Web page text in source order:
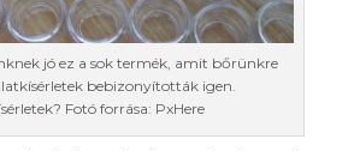
jó ez a sok termék, amit bőrünkre
bebizonyították igen.
Fotó forrása: PxHere